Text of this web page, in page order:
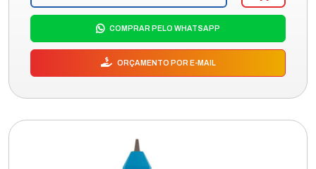
COMPRAR PELO WHATSAPP
ORÇAMENTO POR E-MAIL